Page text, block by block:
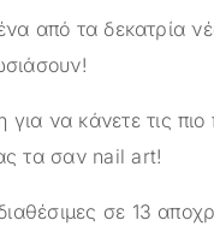
από τα δεκατρία
να κάνετε τις πιο
τα σαν nail art!
σε 13